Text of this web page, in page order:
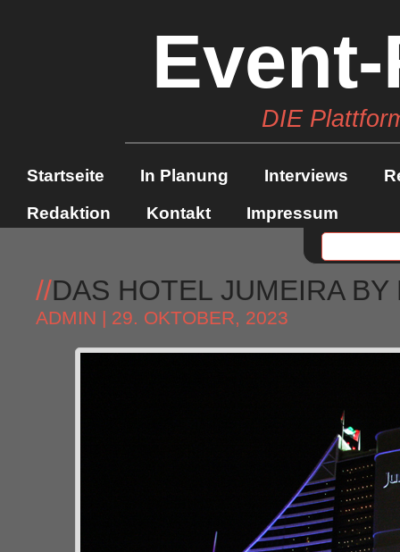
DIE
Startseite In Planung Interviews
Redaktion
Kontakt Impressum
//DAS HOTEL JUMEIRA BY
ADMIN | 29. OKTOBER, 2023